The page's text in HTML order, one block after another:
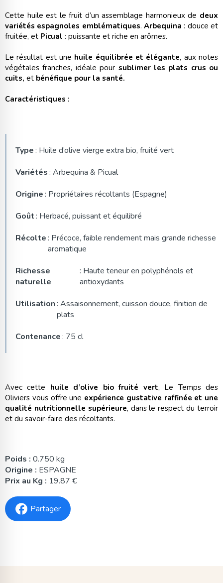
Cette huile est le fruit d’un assemblage harmonieux de deux
variétés espagnoles emblématiques.Arbequina: douce et
fruitée, et Picual : puissante et riche en arômes.
Le résultat est une huile équilibrée et élégante, aux notes
végétales franches, idéale pour sublimer les plats crus ou
cuits, et bénéfique pour la santé.
Caractéristiques :
Type: Huile d’olive vierge extra bio, fruité vert
Variétés: Arbequina & Picual
Origine: Propriétaires récoltants (Espagne)
Goût: Herbacé, puissant et équilibré
Récolte: Précoce, faible rendement mais grande richesse
aromatique
Richesse
naturelle
: Haute teneur en polyphénols et
antioxydants
Utilisation: Assaisonnement, cuisson douce, finition de
plats
Contenance: 75 cl
Avec cette huile d’olive bio fruité vert, Le Temps des
Oliviers vous offre une expérience gustative raffinée et une
qualité nutritionnelle supérieure, dans le respect du terroir
et du savoir-faire des récoltants.
Poids : 0.750 kg
Origine : ESPAGNE
Prix au Kg : 19.87 €
Partager